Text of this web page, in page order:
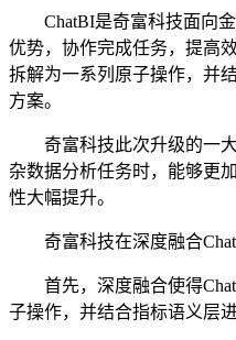
ChatBI是奇富科技面向金
优势，协作完成任务，提高
拆解为一系列原子操作，并
方案。
奇富科技此次升级的一大亮
杂数据分析任务时，能够更
性大幅提升。
奇富科技在深度融合
首先，深度融合使得
子操作，并结合指标语义层